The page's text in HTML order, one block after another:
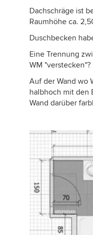
Dachschräge ist
Raumhöhe ca.
Duschbecken
Eine Trennung
WM "verstecken"?
Auf der Wand wo
halbhoch mit den
Wand darüber